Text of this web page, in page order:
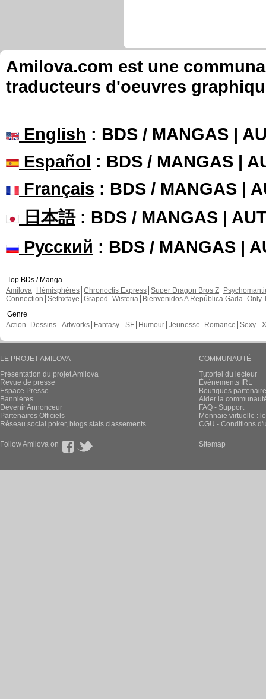
Amilova.com est une
traducteurs d'oeuvres
English : BDS / MANGAS |
Español : BDS / MANGAS |
Français : BDS / MANGAS |
日本語: BDS / MANGAS |
Русский : BDS / MANGAS |
Top BDs / Manga
Amilova
Hémisphères Chronoctis Express Super Dragon Bros Z
Connection Sethxfaye Graped Wisteria Bienvenidos A República Gada Only
Genre
Action
Dessins - Artworks Fantasy - SF Humour Jeunesse Romance Sexy -
LE PROJET AMILOVA
Présentation du projet Amilova
Revue de presse
Espace Presse
Bannières
Devenir Annonceur
Partenaires Officiels
Réseau social poker, blogs stats classements
COMMUNAUTÉ
Tutoriel du lecteur
Évènements IRL
Boutiques
Aider la
FAQ - Support
Monnaie virtuelle :
CGU - Conditions
Follow Amilova on Sitemap